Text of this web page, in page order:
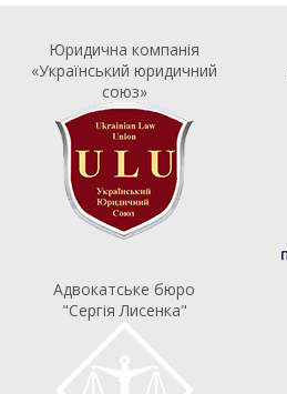
Юридична компанія
«Український юридичний
союз»
Адвокатське бюро
"Сергія Лисенка"